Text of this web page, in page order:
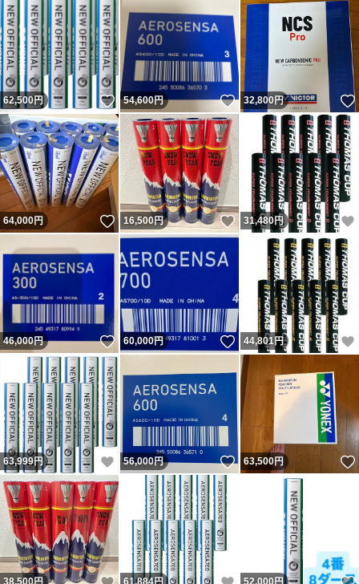
62,500円 いいね！
54,600円 いいね！
32,800円
64,000円 いいね！
16,500円 いいね！
31,480円
46,000円 いいね！
60,000円 いいね！
44,801円
63,999円 いいね！
56,000円 いいね！
63,500円